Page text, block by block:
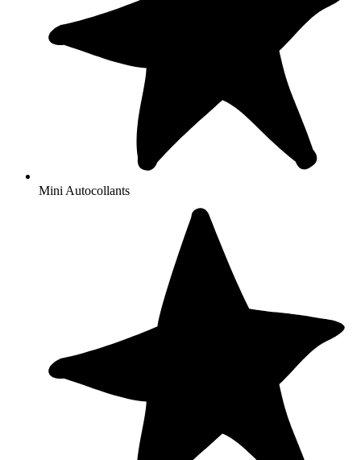
, idéal pour marquer tous les objets et vêtements
de votre enfant.
Vous préférez une taille plus grande ? Découvrez nos petites
rondesétiquettes personnalisées
Mini Autocollants